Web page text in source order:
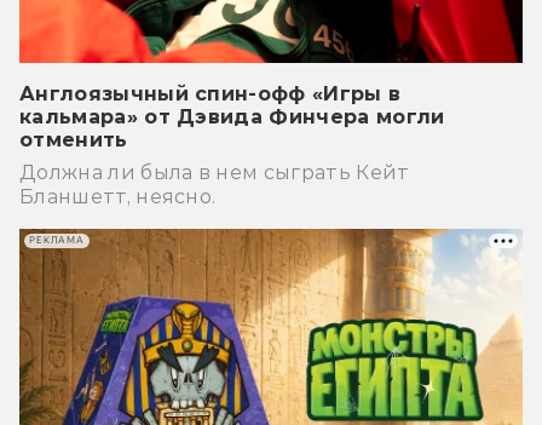
Англоязычный спин-офф «Игры в
кальмара» от Дэвида Финчера могли
отменить
Должна ли была в нем сыграть Кейт
Бланшетт, неясно.
РЕКЛАМА